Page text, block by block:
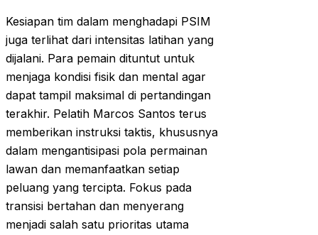
Kesiapan tim dalam menghadapi PSIM
juga terlihat dari intensitas latihan yang
dijalani. Para pemain dituntut untuk
menjaga kondisi fisik dan mental agar
dapat tampil maksimal di pertandingan
terakhir. Pelatih Marcos Santos terus
memberikan instruksi taktis, khususnya
dalam mengantisipasi pola permainan
lawan dan memanfaatkan setiap
peluang yang tercipta. Fokus pada
transisi bertahan dan menyerang
menjadi salah satu prioritas utama